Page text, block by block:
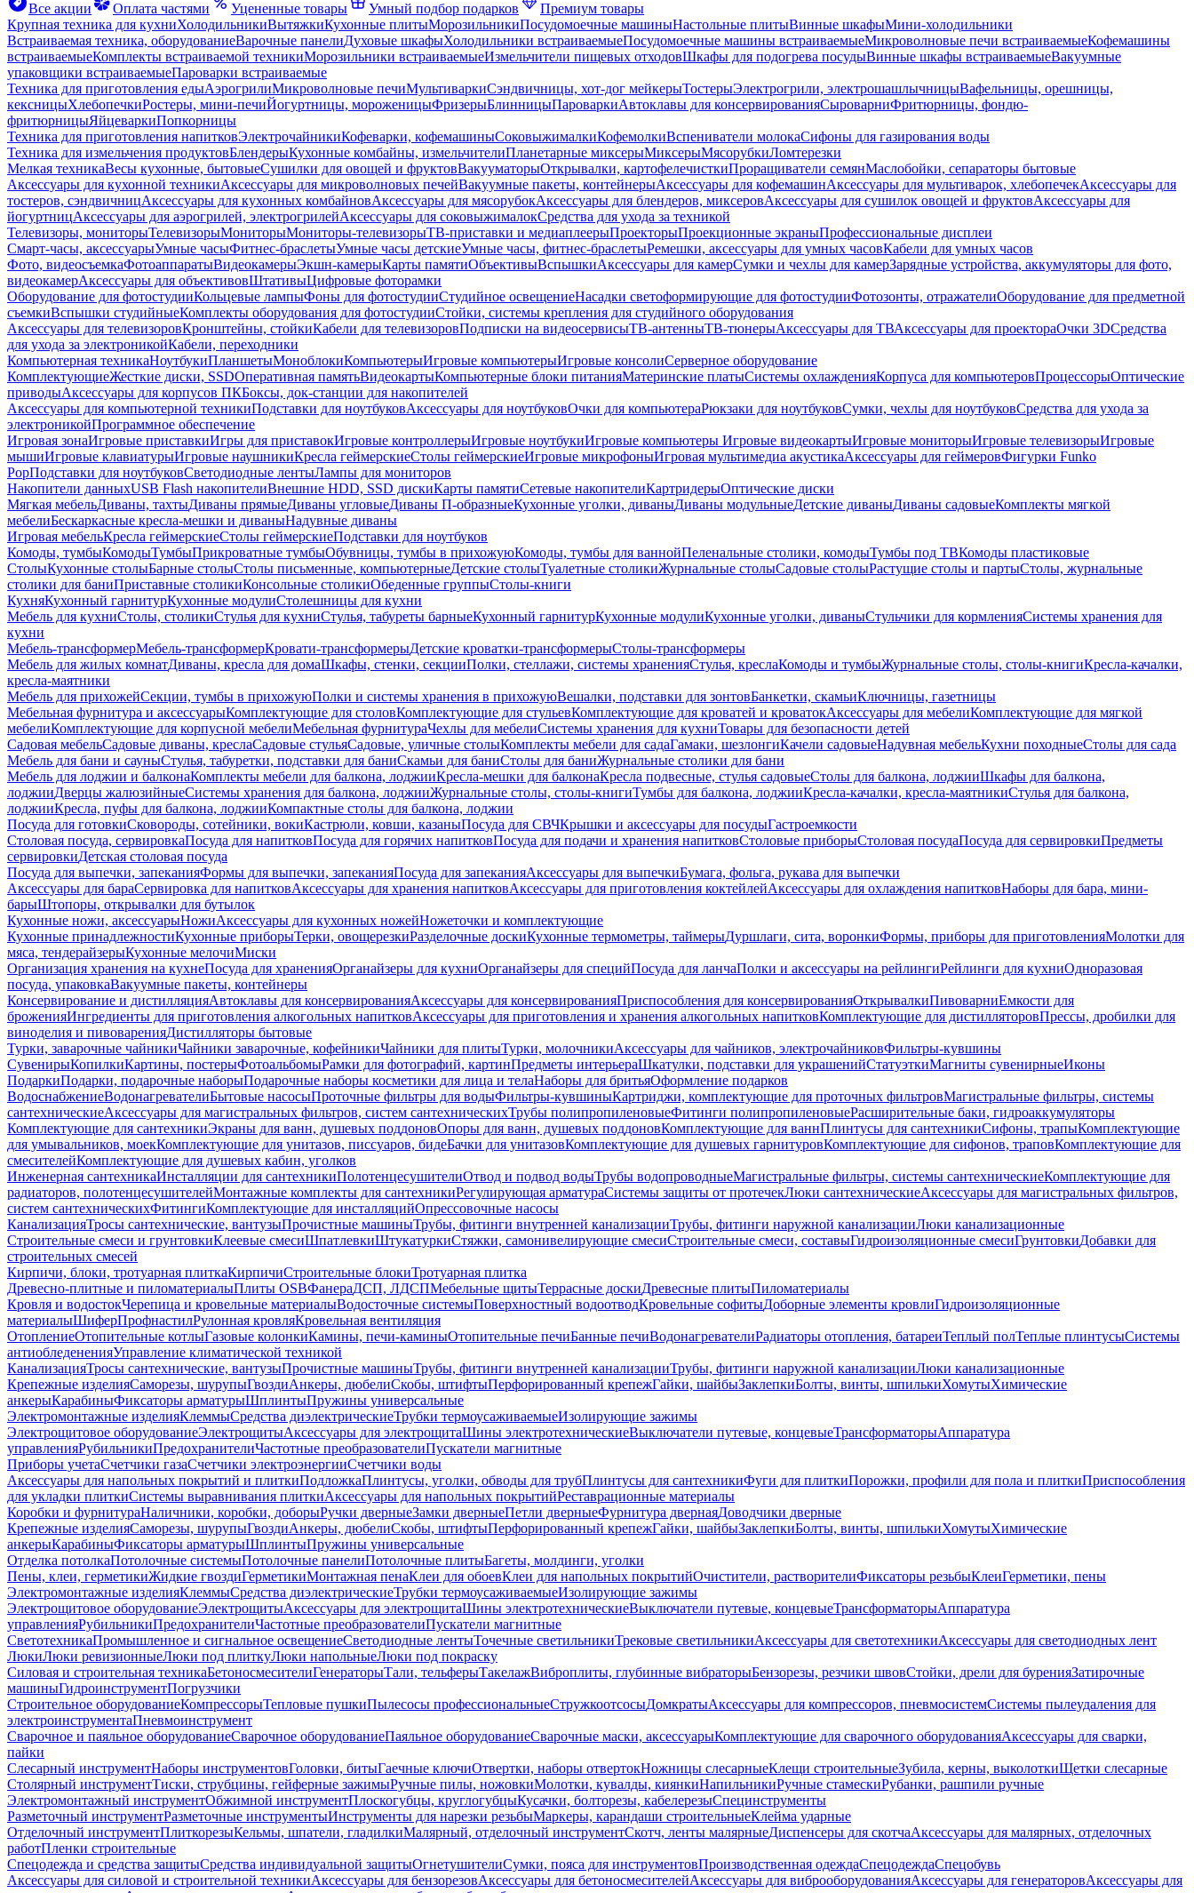
Все акции
Оплата частями Уцененные товары Умный подбор подарков
Премиум товары
Крупная техника для кухниХолодильникиВытяжкиКухонные плитыМорозильникиПосудомоечные машиныНастольные плитыВинные шкафыМини-холодильники
Встраиваемая техника, оборудованиеВарочные панелиДуховые шкафыХолодильники встраиваемыеПосудомоечные машины встраиваемыеМикроволновые печи встраиваемыеКофемашины
встраиваемыеКомплекты встраиваемой техникиМорозильники встраиваемыеИзмельчители пищевых отходовШкафы для подогрева посудыВинные шкафы встраиваемыеВакуумные
упаковщики встраиваемыеПароварки встраиваемые
Техника для приготовления едыАэрогрилиМикроволновые печиМультиваркиСэндвичницы, хот-дог мейкерыТостерыЭлектрогрили, электрошашлычницыВафельницы, орешницы,
кексницыХлебопечкиРостеры, мини-печиЙогуртницы, мороженицыФризерыБлинницыПароваркиАвтоклавы для консервированияСыроварниФритюрницы, фондю-
фритюрницыЯйцеваркиПопкорницы
Техника для приготовления напитковЭлектрочайникиКофеварки, кофемашиныСоковыжималкиКофемолкиВспениватели молокаСифоны для газирования воды
Техника для измельчения продуктовБлендерыКухонные комбайны, измельчителиПланетарные миксерыМиксерыМясорубкиЛомтерезки
Мелкая техникаВесы кухонные, бытовыеСушилки для овощей и фруктовВакууматорыОткрывалки, картофелечисткиПроращиватели семянМаслобойки, сепараторы бытовые
Аксессуары для кухонной техникиАксессуары для микроволновых печейВакуумные пакеты, контейнерыАксессуары для кофемашинАксессуары для мультиварок, хлебопечекАксессуары для
тостеров, сэндвичницАксессуары для кухонных комбайновАксессуары для мясорубокАксессуары для блендеров, миксеровАксессуары для сушилок овощей и фруктовАксессуары для
йогуртницАксессуары для аэрогрилей, электрогрилейАксессуары для соковыжималокСредства для ухода за техникой
Телевизоры, мониторыТелевизорыМониторыМониторы-телевизорыТВ-приставки и медиаплеерыПроекторыПроекционные экраныПрофессиональные дисплеи
Смарт-часы, аксессуарыУмные часыФитнес-браслетыУмные часы детскиеУмные часы, фитнес-браслетыРемешки, аксессуары для умных часовКабели для умных часов
Фото, видеосъемкаФотоаппаратыВидеокамерыЭкшн-камерыКарты памятиОбъективыВспышкиАксессуары для камерСумки и чехлы для камерЗарядные устройства, аккумуляторы для фото,
видеокамерАксессуары для объективовШтативыЦифровые фоторамки
Оборудование для фотостудииКольцевые лампыФоны для фотостудииСтудийное освещениеНасадки светоформирующие для фотостудииФотозонты, отражателиОборудование для предметной
съемкиВспышки студийныеКомплекты оборудования для фотостудииСтойки, системы крепления для студийного оборудования
Аксессуары для телевизоровКронштейны, стойкиКабели для телевизоровПодписки на видеосервисыТВ-антенныТВ-тюнерыАксессуары для ТВАксессуары для проектораОчки 3DСредства
для ухода за электроникойКабели, переходники
Компьютерная техникаНоутбукиПланшетыМоноблокиКомпьютерыИгровые компьютерыИгровые консолиСерверное оборудование
КомплектующиеЖесткие диски, SSDОперативная памятьВидеокартыКомпьютерные блоки питанияМатеринские платыСистемы охлажденияКорпуса для компьютеровПроцессорыОптические
приводыАксессуары для корпусов ПКБоксы, док-станции для накопителей
Аксессуары для компьютерной техникиПодставки для ноутбуковАксессуары для ноутбуковОчки для компьютераРюкзаки для ноутбуковСумки, чехлы для ноутбуковСредства для ухода за
электроникойПрограммное обеспечение
Игровая зонаИгровые приставкиИгры для приставокИгровые контроллерыИгровые ноутбукиИгровые компьютеры Игровые видеокартыИгровые мониторыИгровые телевизорыИгровые
мышиИгровые клавиатурыИгровые наушникиКресла геймерскиеСтолы геймерскиеИгровые микрофоныИгровая мультимедиа акустикаАксессуары для геймеровФигурки Funko
PopПодставки для ноутбуковСветодиодные лентыЛампы для мониторов
Накопители данныхUSB Flash накопителиВнешние HDD, SSD дискиКарты памятиСетевые накопителиКартридерыОптические диски
Мягкая мебельДиваны, тахтыДиваны прямыеДиваны угловыеДиваны П-образныеКухонные уголки, диваныДиваны модульныеДетские диваныДиваны садовыеКомплекты мягкой
мебелиБескаркасные кресла-мешки и диваныНадувные диваны
Игровая мебельКресла геймерскиеСтолы геймерскиеПодставки для ноутбуков
Комоды, тумбыКомодыТумбыПрикроватные тумбыОбувницы, тумбы в прихожуюКомоды, тумбы для ваннойПеленальные столики, комодыТумбы под ТВКомоды пластиковые
СтолыКухонные столыБарные столыСтолы письменные, компьютерныеДетские столыТуалетные столикиЖурнальные столыСадовые столыРастущие столы и партыСтолы, журнальные
столики для баниПриставные столикиКонсольные столикиОбеденные группыСтолы-книги
КухняКухонный гарнитурКухонные модулиСтолешницы для кухни
Мебель для кухниСтолы, столикиСтулья для кухниСтулья, табуреты барныеКухонный гарнитурКухонные модулиКухонные уголки, диваныСтульчики для кормленияСистемы хранения для
кухни
Мебель-трансформерМебель-трансформерКровати-трансформерыДетские кроватки-трансформерыСтолы-трансформеры
Мебель для жилых комнатДиваны, кресла для домаШкафы, стенки, секцииПолки, стеллажи, системы храненияСтулья, креслаКомоды и тумбыЖурнальные столы, столы-книгиКресла-качалки,
кресла-маятники
Мебель для прихожейСекции, тумбы в прихожуюПолки и системы хранения в прихожуюВешалки, подставки для зонтовБанкетки, скамьиКлючницы, газетницы
Мебельная фурнитура и аксессуарыКомплектующие для столовКомплектующие для стульевКомплектующие для кроватей и кроватокАксессуары для мебелиКомплектующие для мягкой
мебелиКомплектующие для корпусной мебелиМебельная фурнитураЧехлы для мебелиСистемы хранения для кухниТовары для безопасности детей
Садовая мебельСадовые диваны, креслаСадовые стульяСадовые, уличные столыКомплекты мебели для садаГамаки, шезлонгиКачели садовыеНадувная мебельКухни походныеСтолы для сада
Мебель для бани и сауныСтулья, табуретки, подставки для баниСкамьи для баниСтолы для баниЖурнальные столики для бани
Мебель для лоджии и балконаКомплекты мебели для балкона, лоджииКресла-мешки для балконаКресла подвесные, стулья садовыеСтолы для балкона, лоджииШкафы для балкона,
лоджииДверцы жалюзийныеСистемы хранения для балкона, лоджииЖурнальные столы, столы-книгиТумбы для балкона, лоджииКресла-качалки, кресла-маятникиСтулья для балкона,
лоджииКресла, пуфы для балкона, лоджииКомпактные столы для балкона, лоджии
Посуда для готовкиСковороды, сотейники, вокиКастрюли, ковши, казаныПосуда для СВЧКрышки и аксессуары для посудыГастроемкости
Столовая посуда, сервировкаПосуда для напитковПосуда для горячих напитковПосуда для подачи и хранения напитковСтоловые приборыСтоловая посудаПосуда для сервировкиПредметы
сервировкиДетская столовая посуда
Посуда для выпечки, запеканияФормы для выпечки, запеканияПосуда для запеканияАксессуары для выпечкиБумага, фольга, рукава для выпечки
Аксессуары для бараСервировка для напитковАксессуары для хранения напитковАксессуары для приготовления коктейлейАксессуары для охлаждения напитковНаборы для бара, мини-
барыШтопоры, открывалки для бутылок
Кухонные ножи, аксессуарыНожиАксессуары для кухонных ножейНожеточки и комплектующие
Кухонные принадлежностиКухонные приборыТерки, овощерезкиРазделочные доскиКухонные термометры, таймерыДуршлаги, сита, воронкиФормы, приборы для приготовленияМолотки для
мяса, тендерайзерыКухонные мелочиМиски
Организация хранения на кухнеПосуда для храненияОрганайзеры для кухниОрганайзеры для специйПосуда для ланчаПолки и аксессуары на рейлингиРейлинги для кухниОдноразовая
посуда, упаковкаВакуумные пакеты, контейнеры
Консервирование и дистилляцияАвтоклавы для консервированияАксессуары для консервированияПриспособления для консервированияОткрывалкиПивоварниЕмкости для
броженияИнгредиенты для приготовления алкогольных напитковАксессуары для приготовления и хранения алкогольных напитковКомплектующие для дистилляторовПрессы, дробилки для
виноделия и пивоваренияДистилляторы бытовые
Турки, заварочные чайникиЧайники заварочные, кофейникиЧайники для плитыТурки, молочникиАксессуары для чайников, электрочайниковФильтры-кувшины
СувенирыКопилкиКартины, постерыФотоальбомыРамки для фотографий, картинПредметы интерьераШкатулки, подставки для украшенийСтатуэткиМагниты сувенирныеИконы
ПодаркиПодарки, подарочные наборыПодарочные наборы косметики для лица и телаНаборы для бритьяОформление подарков
ВодоснабжениеВодонагревателиБытовые насосыПроточные фильтры для водыФильтры-кувшиныКартриджи, комплектующие для проточных фильтровМагистральные фильтры, системы
сантехническиеАксессуары для магистральных фильтров, систем сантехническихТрубы полипропиленовыеФитинги полипропиленовыеРасширительные баки, гидроаккумуляторы
Комплектующие для сантехникиЭкраны для ванн, душевых поддоновОпоры для ванн, душевых поддоновКомплектующие для ваннПлинтусы для сантехникиСифоны, трапыКомплектующие
для умывальников, моекКомплектующие для унитазов, писсуаров, бидеБачки для унитазовКомплектующие для душевых гарнитуровКомплектующие для сифонов, траповКомплектующие для
смесителейКомплектующие для душевых кабин, уголков
Инженерная сантехникаИнсталляции для сантехникиПолотенцесушителиОтвод и подвод водыТрубы водопроводныеМагистральные фильтры, системы сантехническиеКомплектующие для
радиаторов, полотенцесушителейМонтажные комплекты для сантехникиРегулирующая арматураСистемы защиты от протечекЛюки сантехническиеАксессуары для магистральных фильтров,
систем сантехническихФитингиКомплектующие для инсталляцийОпрессовочные насосы
КанализацияТросы сантехнические, вантузыПрочистные машиныТрубы, фитинги внутренней канализацииТрубы, фитинги наружной канализацииЛюки канализационные
Строительные смеси и грунтовкиКлеевые смесиШпатлевкиШтукатуркиСтяжки, самонивелирующие смесиСтроительные смеси, составыГидроизоляционные смесиГрунтовкиДобавки для
строительных смесей
Кирпичи, блоки, тротуарная плиткаКирпичиСтроительные блокиТротуарная плитка
Древесно-плитные и пиломатериалыПлиты OSBФанераДСП, ЛДСПМебельные щитыТеррасные доскиДревесные плитыПиломатериалы
Кровля и водостокЧерепица и кровельные материалыВодосточные системыПоверхностный водоотводКровельные софитыДоборные элементы кровлиГидроизоляционные
материалыШиферПрофнастилРулонная кровляКровельная вентиляция
ОтоплениеОтопительные котлыГазовые колонкиКамины, печи-каминыОтопительные печиБанные печиВодонагревателиРадиаторы отопления, батареиТеплый полТеплые плинтусыСистемы
антиобледененияУправление климатической техникой
КанализацияТросы сантехнические, вантузыПрочистные машиныТрубы, фитинги внутренней канализацииТрубы, фитинги наружной канализацииЛюки канализационные
Крепежные изделияСаморезы, шурупыГвоздиАнкеры, дюбелиСкобы, штифтыПерфорированный крепежГайки, шайбыЗаклепкиБолты, винты, шпилькиХомутыХимические
анкерыКарабиныФиксаторы арматурыШплинтыПружины универсальные
Электромонтажные изделияКлеммыСредства диэлектрическиеТрубки термоусаживаемыеИзолирующие зажимы
Электрощитовое оборудованиеЭлектрощитыАксессуары для электрощитаШины электротехническиеВыключатели путевые, концевыеТрансформаторыАппаратура
управленияРубильникиПредохранителиЧастотные преобразователиПускатели магнитные
Приборы учетаСчетчики газаСчетчики электроэнергииСчетчики воды
Аксессуары для напольных покрытий и плиткиПодложкаПлинтусы, уголки, обводы для трубПлинтусы для сантехникиФуги для плиткиПорожки, профили для пола и плиткиПриспособления
для укладки плиткиСистемы выравнивания плиткиАксессуары для напольных покрытийРеставрационные материалы
Коробки и фурнитураНаличники, коробки, доборыРучки дверныеЗамки дверныеПетли дверныеФурнитура двернаяДоводчики дверные
Крепежные изделияСаморезы, шурупыГвоздиАнкеры, дюбелиСкобы, штифтыПерфорированный крепежГайки, шайбыЗаклепкиБолты, винты, шпилькиХомутыХимические
анкерыКарабиныФиксаторы арматурыШплинтыПружины универсальные
Отделка потолкаПотолочные системыПотолочные панелиПотолочные плитыБагеты, молдинги, уголки
Пены, клеи, герметикиЖидкие гвоздиГерметикиМонтажная пенаКлеи для обоевКлеи для напольных покрытийОчистители, растворителиФиксаторы резьбыКлеиГерметики, пены
Электромонтажные изделияКлеммыСредства диэлектрическиеТрубки термоусаживаемыеИзолирующие зажимы
Электрощитовое оборудованиеЭлектрощитыАксессуары для электрощитаШины электротехническиеВыключатели путевые, концевыеТрансформаторыАппаратура
управленияРубильникиПредохранителиЧастотные преобразователиПускатели магнитные
СветотехникаПромышленное и сигнальное освещениеСветодиодные лентыТочечные светильникиТрековые светильникиАксессуары для светотехникиАксессуары для светодиодных лент
ЛюкиЛюки ревизионныеЛюки под плиткуЛюки напольныеЛюки под покраску
Силовая и строительная техникаБетоносмесителиГенераторыТали, тельферыТакелажВиброплиты, глубинные вибраторыБензорезы, резчики швовСтойки, дрели для буренияЗатирочные
машиныГидроинструментПогрузчики
Строительное оборудованиеКомпрессорыТепловые пушкиПылесосы профессиональныеСтружкоотсосыДомкратыАксессуары для компрессоров, пневмосистемСистемы пылеудаления для
электроинструментаПневмоинструмент
Сварочное и паяльное оборудованиеСварочное оборудованиеПаяльное оборудованиеСварочные маски, аксессуарыКомплектующие для сварочного оборудованияАксессуары для сварки,
пайки
Слесарный инструментНаборы инструментовГоловки, битыГаечные ключиОтвертки, наборы отвертокНожницы слесарныеКлещи строительныеЗубила, керны, выколоткиЩетки слесарные
Столярный инструментТиски, струбцины, гейферные зажимыРучные пилы, ножовкиМолотки, кувалды, киянкиНапильникиРучные стамескиРубанки, рашпили ручные
Электромонтажный инструментОбжимной инструментПлоскогубцы, круглогубцыКусачки, болторезы, кабелерезыСпецинструменты
Разметочный инструментРазметочные инструментыИнструменты для нарезки резьбыМаркеры, карандаши строительныеКлейма ударные
Отделочный инструментПлиткорезыКельмы, шпатели, гладилкиМалярный, отделочный инструментСкотч, ленты малярныеДиспенсеры для скотчаАксессуары для малярных, отделочных
работПленки строительные
Спецодежда и средства защитыСредства индивидуальной защитыОгнетушителиСумки, пояса для инструментовПроизводственная одеждаСпецодеждаСпецобувь
Аксессуары для силовой и строительной техникиАксессуары для бензорезовАксессуары для бетоносмесителейАксессуары для виброоборудованияАксессуары для генераторовАксессуары для